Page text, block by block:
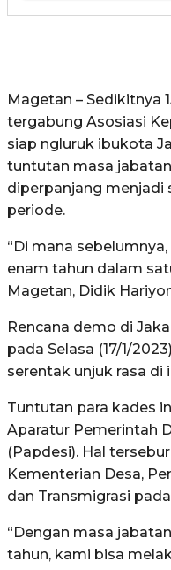
Magetan – Sedikitnya
tergabung Asosiasi
siap ngluruk ibukota
tuntutan masa
diperpanjang menjadi
periode.
“Di mana
enam tahun dalam
Magetan, Didik
Rencana demo di
pada Selasa (17/1/
serentak unjuk rasa di
Tuntutan para kades
Aparatur Pemerintah
(Papdesi). Hal
Kementerian Desa,
dan Transmigrasi
“Dengan masa
tahun, kami bisa